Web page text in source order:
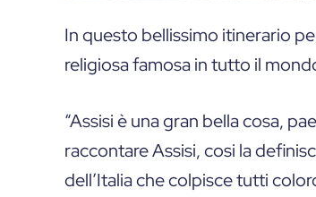
In questo bellissimo itinerario
religiosa famosa in tutto il
“Assisi è una gran bella cosa,
raccontare Assisi, cosi la
dell’Italia che colpisce tutti